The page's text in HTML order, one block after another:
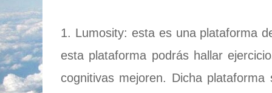
1. Lumosity: esta es una plataforma
esta plataforma podrás hallar
cognitivas mejoren. Dicha